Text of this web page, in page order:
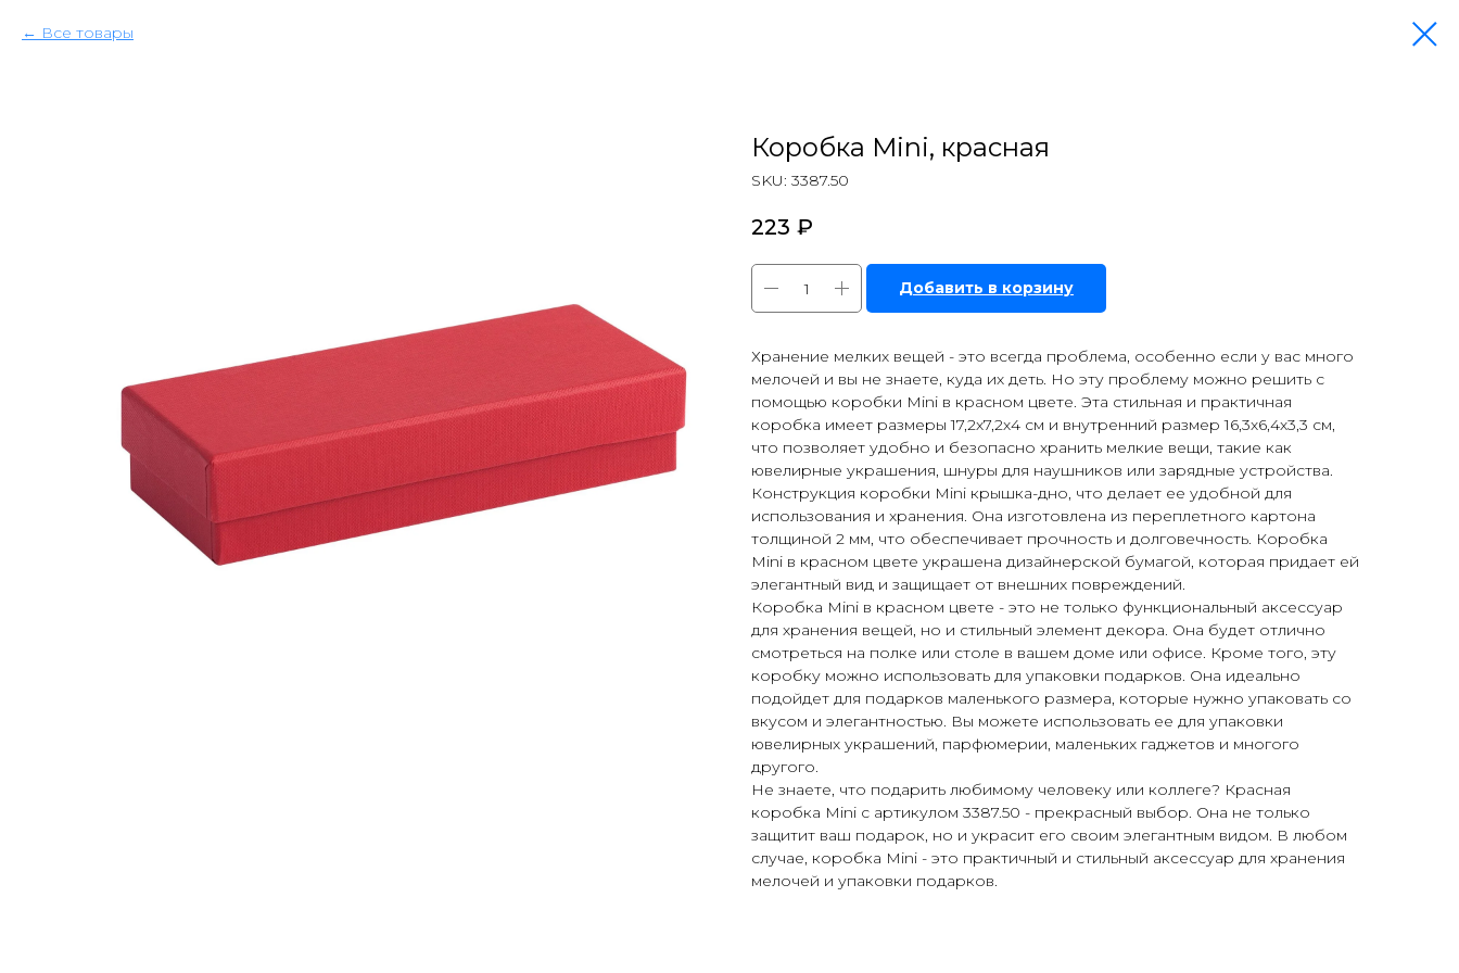
Все товары
Коробка Mini, красная
SKU: 3387.50
223 ₽
Добавить в корзину
Хранение мелких вещей - это всегда проблема, особенно если у вас много
мелочей и вы не знаете, куда их деть. Но эту проблему можно решить с
помощью коробки Mini в красном цвете. Эта стильная и практичная
коробка имеет размеры 17,2х7,2х4 см и внутренний размер 16,3х6,4х3,3 см,
что позволяет удобно и безопасно хранить мелкие вещи, такие как
ювелирные украшения, шнуры для наушников или зарядные устройства.
Конструкция коробки Mini крышка-дно, что делает ее удобной для
использования и хранения. Она изготовлена из переплетного картона
толщиной 2 мм, что обеспечивает прочность и долговечность. Коробка
Mini в красном цвете украшена дизайнерской бумагой, которая придает ей
элегантный вид и защищает от внешних повреждений.
Коробка Mini в красном цвете - это не только функциональный аксессуар
для хранения вещей, но и стильный элемент декора. Она будет отлично
смотреться на полке или столе в вашем доме или офисе. Кроме того, эту
коробку можно использовать для упаковки подарков. Она идеально
подойдет для подарков маленького размера, которые нужно упаковать со
вкусом и элегантностью. Вы можете использовать ее для упаковки
ювелирных украшений, парфюмерии, маленьких гаджетов и многого
другого.
Не знаете, что подарить любимому человеку или коллеге? Красная
коробка Mini с артикулом 3387.50 - прекрасный выбор. Она не только
защитит ваш подарок, но и украсит его своим элегантным видом. В любом
случае, коробка Mini - это практичный и стильный аксессуар для хранения
мелочей и упаковки подарков.